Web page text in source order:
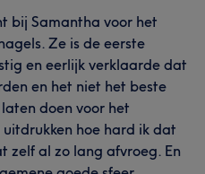
bij Samantha voor het
Ze is de eerste
en eerlijk verklaarde dat
en het niet het beste
doen voor het
hoe hard ik dat
zelf al zo lang afvroeg. En